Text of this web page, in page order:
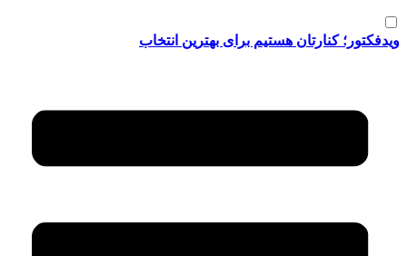
ویدفکتور؛ کنارتان هستیم برای بهترین انتخاب